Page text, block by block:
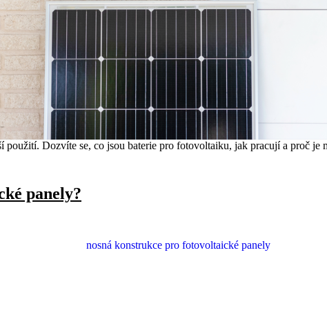
Dozvíte se, co jsou baterie pro fotovoltaiku, jak pracují a proč je
panely?